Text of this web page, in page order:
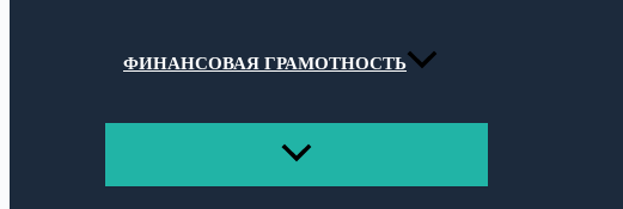
ФИНАНСОВАЯ ГРАМОТНОСТЬ
ПЕРЕКЛЮЧАТЕЛЬ